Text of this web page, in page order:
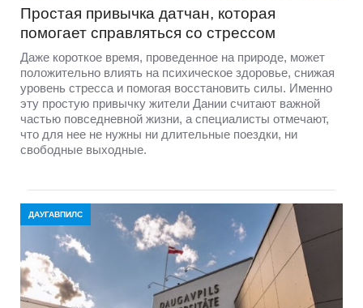
Простая привычка датчан, которая
помогает справляться со стрессом
Даже короткое время, проведенное на природе, может
положительно влиять на психическое здоровье, снижая
уровень стресса и помогая восстановить силы. Именно
эту простую привычку жители Дании считают важной
частью повседневной жизни, а специалисты отмечают,
что для нее не нужны ни длительные поездки, ни
свободные выходные.
ДАУГАВПИЛС